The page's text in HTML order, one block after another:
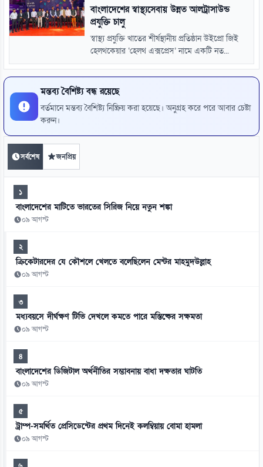
বাংলাদেশের স্বাস্থ্যসেবায় উন্নত আলট্রাসাউন্ড
প্রযুক্তি চালু
স্বাস্থ্য প্রযুক্তি খাতের শীর্ষস্থানীয় প্রতিষ্ঠান উইপ্রো জিই
হেলথকেয়ার ‘হেলথ এক্সপ্রেস’ নামে একটি নত...
মন্তব্য বৈশিষ্ট্য বন্ধ রয়েছে
বর্তমানে মন্তব্য বৈশিষ্ট্য নিষ্ক্রিয় করা হয়েছে। অনুগ্রহ করে পরে আবার চেষ্টা
করুন।
সর্বশেষ জনপ্রিয়
১
বাংলাদেশের মাটিতে ভারতের সিরিজ নিয়ে নতুন শঙ্কা
০৯ আগস্ট
২
ক্রিকেটারদের যে কৌশলে খেলতে বলেছিলেন মেন্টর মাহমুদউল্লাহ
০৯ আগস্ট
৩
মধ্যবয়সে দীর্ঘক্ষণ টিভি দেখলে কমতে পারে মস্তিষ্কের সক্ষমতা
০৯ আগস্ট
৪
বাংলাদেশের ডিজিটাল অর্থনীতির সম্ভাবনায় বাধা দক্ষতার ঘাটতি
০৯ আগস্ট
৫
ট্রাম্প-সমর্থিত প্রেসিডেন্টের প্রথম দিনেই কলম্বিয়ায় বোমা হামলা
০৯ আগস্ট